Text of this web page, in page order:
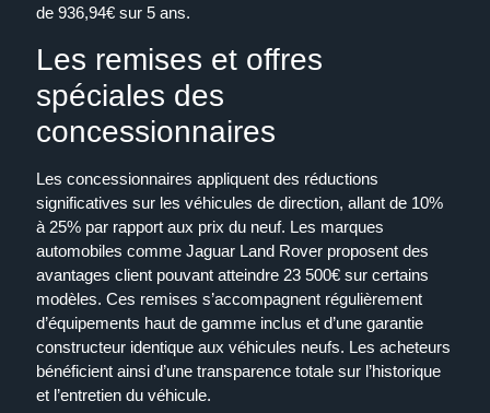
de 936,94€ sur 5 ans.
Les remises et offres
spéciales des
concessionnaires
Les concessionnaires appliquent des réductions
significatives sur les véhicules de direction, allant de 10%
à 25% par rapport aux prix du neuf. Les marques
automobiles comme Jaguar Land Rover proposent des
avantages client pouvant atteindre 23 500€ sur certains
modèles. Ces remises s’accompagnent régulièrement
d’équipements haut de gamme inclus et d’une garantie
constructeur identique aux véhicules neufs. Les acheteurs
bénéficient ainsi d’une transparence totale sur l’historique
et l’entretien du véhicule.